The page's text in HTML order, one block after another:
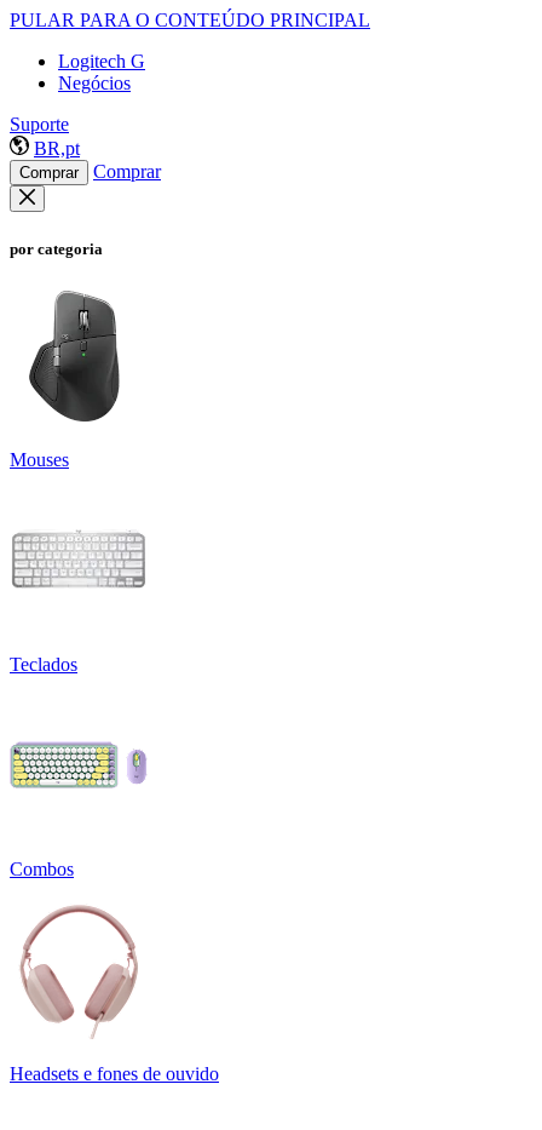
PULAR PARA O CONTEÚDO PRINCIPAL
Logitech G
Negócios
Suporte
BR,pt
Comprar Comprar
por categoria
Mouses
Teclados
Combos
Headsets e fones de ouvido